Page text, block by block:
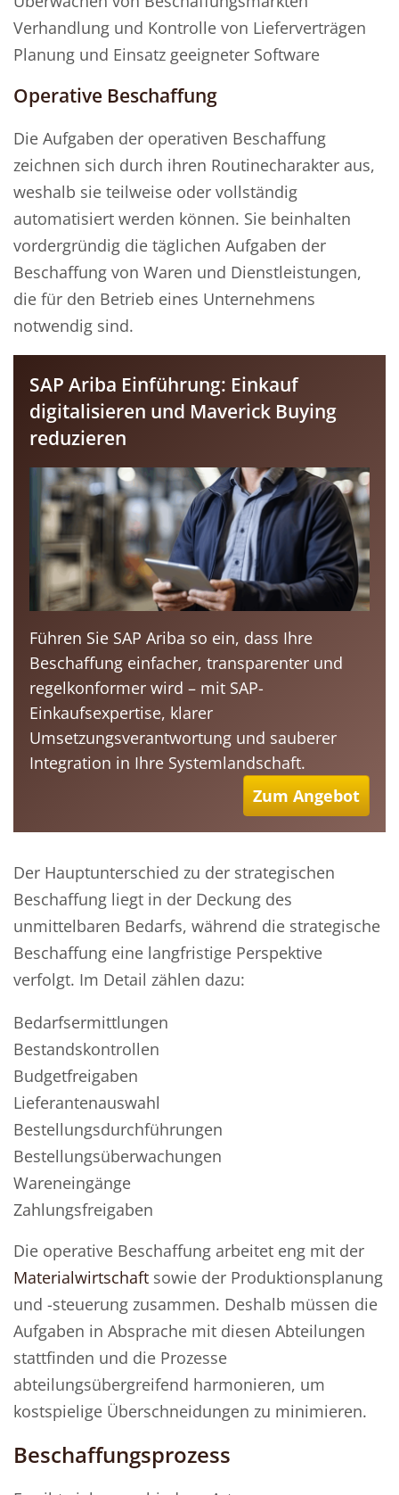
Verhandlung und Kontrolle von Lieferverträgen
Planung und Einsatz geeigneter Software
Operative Beschaffung
Die Aufgaben der operativen Beschaffung
zeichnen sich durch ihren Routinecharakter aus,
weshalb sie teilweise oder vollständig
automatisiert werden können. Sie beinhalten
vordergründig die täglichen Aufgaben der
Beschaffung von Waren und Dienstleistungen,
die für den Betrieb eines Unternehmens
notwendig sind.
SAP Ariba Einführung: Einkauf
digitalisieren und Maverick Buying
reduzieren
Führen Sie SAP Ariba so ein, dass Ihre
Beschaffung einfacher, transparenter und
regelkonformer wird – mit SAP-
Einkaufsexpertise, klarer
Umsetzungsverantwortung und sauberer
Integration in Ihre Systemlandschaft.
Zum Angebot
Der Hauptunterschied zu der strategischen
Beschaffung liegt in der Deckung des
unmittelbaren Bedarfs, während die strategische
Beschaffung eine langfristige Perspektive
verfolgt. Im Detail zählen dazu:
Bedarfsermittlungen
Bestandskontrollen
Budgetfreigaben
Lieferantenauswahl
Bestellungsdurchführungen
Bestellungsüberwachungen
Wareneingänge
Zahlungsfreigaben
Die operative Beschaffung arbeitet eng mit der
Materialwirtschaft sowie der Produktionsplanung
und -steuerung zusammen. Deshalb müssen die
Aufgaben in Absprache mit diesen Abteilungen
stattfinden und die Prozesse
abteilungsübergreifend harmonieren, um
kostspielige Überschneidungen zu minimieren.
Beschaffungsprozess